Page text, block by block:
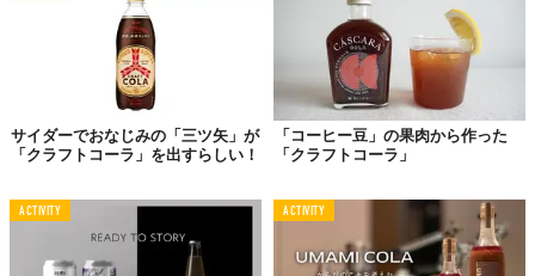
サイダーでおなじみの「三ツ矢」が
「クラフトコーラ」を出すらしい！
「コーヒー豆」の果肉から作った
「クラフトコーラ」
ACTIVITY ACTIVITY